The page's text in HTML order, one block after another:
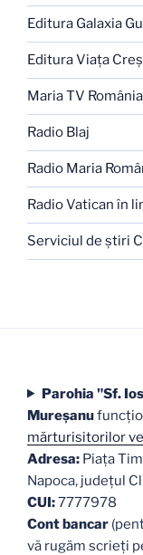
Editura Galaxia
Editura Viaţa
Maria TV România
Radio Blaj
Radio Maria
Radio Vatican în
Serviciul de ştiri
Parohia "Sf.
Mureşanu
mărturisitorilor
Adresa: Piaţa
Napoca, judeţul
CUI:7777978
Cont bancar
vă rugăm scrieți